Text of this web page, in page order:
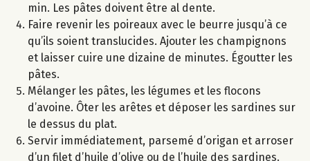
min. Les pâtes doivent être al dente.
Faire revenir les poireaux avec le beurre jusqu’à ce
qu’ils soient translucides. Ajouter les champignons
et laisser cuire une dizaine de minutes. Égoutter les
pâtes.
Mélanger les pâtes, les légumes et les flocons
d’avoine. Ôter les arêtes et déposer les sardines sur
le dessus du plat.
Servir immédiatement, parsemé d’origan et arroser
d’un filet d’huile d’olive ou de l’huile des sardines.